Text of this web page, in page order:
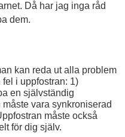
Då har jag inga råd
dem.
kan reda ut alla problem
i uppfostran: 1)
en självständig
vara synkroniserad
måste också
för dig själv.